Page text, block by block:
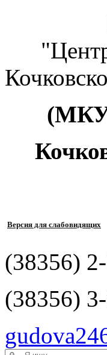
(МКУ
Версия для слабовидящих
(38356)
(38356)